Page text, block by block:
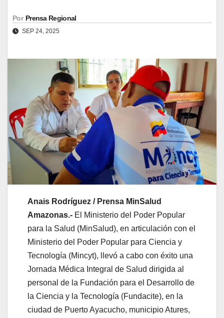
Por Prensa Regional
SEP 24, 2025
Anais Rodríguez / Prensa MinSalud
Amazonas.- El Ministerio del Poder Popular
para la Salud (MinSalud), en articulación con el
Ministerio del Poder Popular para Ciencia y
Tecnología (Mincyt), llevó a cabo con éxito una
Jornada Médica Integral de Salud dirigida al
personal de la Fundación para el Desarrollo de
la Ciencia y la Tecnología (Fundacite), en la
ciudad de Puerto Ayacucho, municipio Atures,